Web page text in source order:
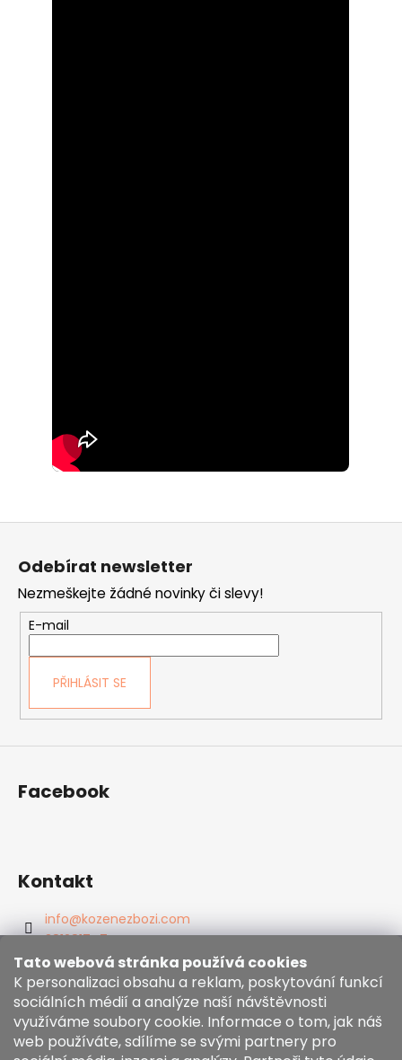
Tato webová stránka používá cookies
K personalizaci obsahu a reklam, poskytování funkcí
sociálních médií a analýze naší návštěvnosti
využíváme soubory cookie. Informace o tom, jak náš
web používáte, sdílíme se svými partnery pro
Odebírat newsletter
Nezmeškejte žádné novinky či slevy!
E-mail
PŘIHLÁSIT SE
Facebook
Kontakt
info@kozenezbozi.com
381281747
603225633
https://www.facebook.com/kozenezbozi/
Informace pro vás